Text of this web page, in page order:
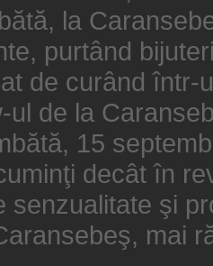
la
purtând
de curând
ul de la
15
decât în
senzualitate şi
mai